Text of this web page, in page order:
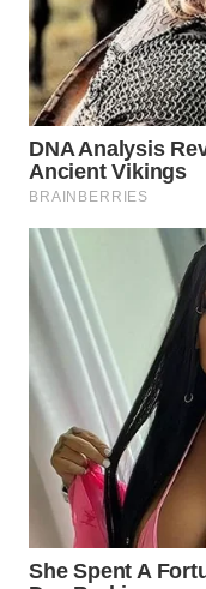
WN
KARAWANG
WN
BEKASI
WN
BOGOR
WN
DEPOK
WN
TAPANULI
UTARA
WN
SAMOSIR